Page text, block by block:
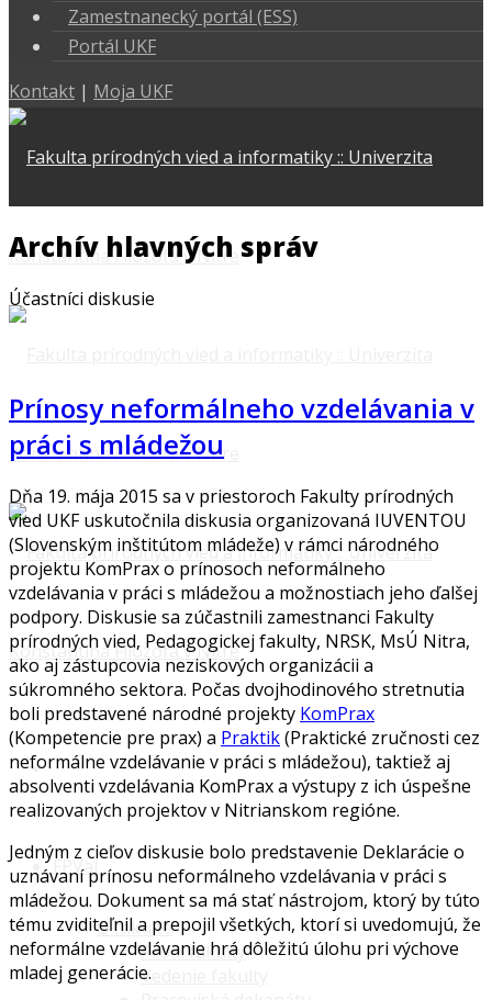
Zamestnanecký portál (ESS)
Portál UKF
Kontakt | Moja UKF
FPVaI
O fakulte
Profil fakulty
Vedenie fakulty
Archív hlavných správ
Účastníci diskusie
Prínosy neformálneho vzdelávania v
práci s mládežou
Dňa 19. mája 2015 sa v priestoroch Fakulty prírodných
vied UKF uskutočnila diskusia organizovaná IUVENTOU
(Slovenským inštitútom mládeže) v rámci národného
projektu KomPrax o prínosoch neformálneho
vzdelávania v práci s mládežou a možnostiach jeho ďalšej
podpory. Diskusie sa zúčastnili zamestnanci Fakulty
prírodných vied, Pedagogickej fakulty, NRSK, MsÚ Nitra,
ako aj zástupcovia neziskových organizácii a
súkromného sektora. Počas dvojhodinového stretnutia
boli predstavené národné projekty KomPrax
(Kompetencie pre prax) a Praktik(Praktické zručnosti cez
neformálne vzdelávanie v práci s mládežou), taktiež aj
absolventi vzdelávania KomPrax a výstupy z ich úspešne
realizovaných projektov v Nitrianskom regióne.
Jedným z cieľov diskusie bolo predstavenie Deklarácie o
uznávaní prínosu neformálneho vzdelávania v práci s
mládežou. Dokument sa má stať nástrojom, ktorý by túto
tému zviditeľnil a prepojil všetkých, ktorí si uvedomujú, že
neformálne vzdelávanie hrá dôležitú úlohu pri výchove
mladej generácie.